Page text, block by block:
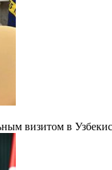
визитом в